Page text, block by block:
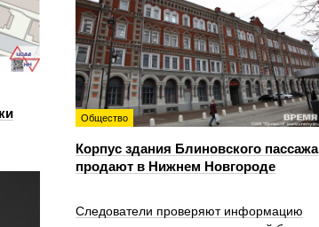
Общество
Корпус здания Блиновского пассажа
продают в Нижнем Новгороде
Следователи проверяют информацию